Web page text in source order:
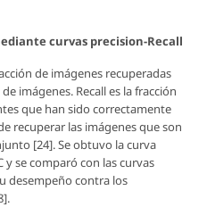
curvas precision-Recall
de imágenes recuperadas
imágenes. Recall es la fracción
que han sido correctamente
recuperar las imágenes que son
[24]. Se obtuvo la curva
y se comparó con las curvas
desempeño contra los